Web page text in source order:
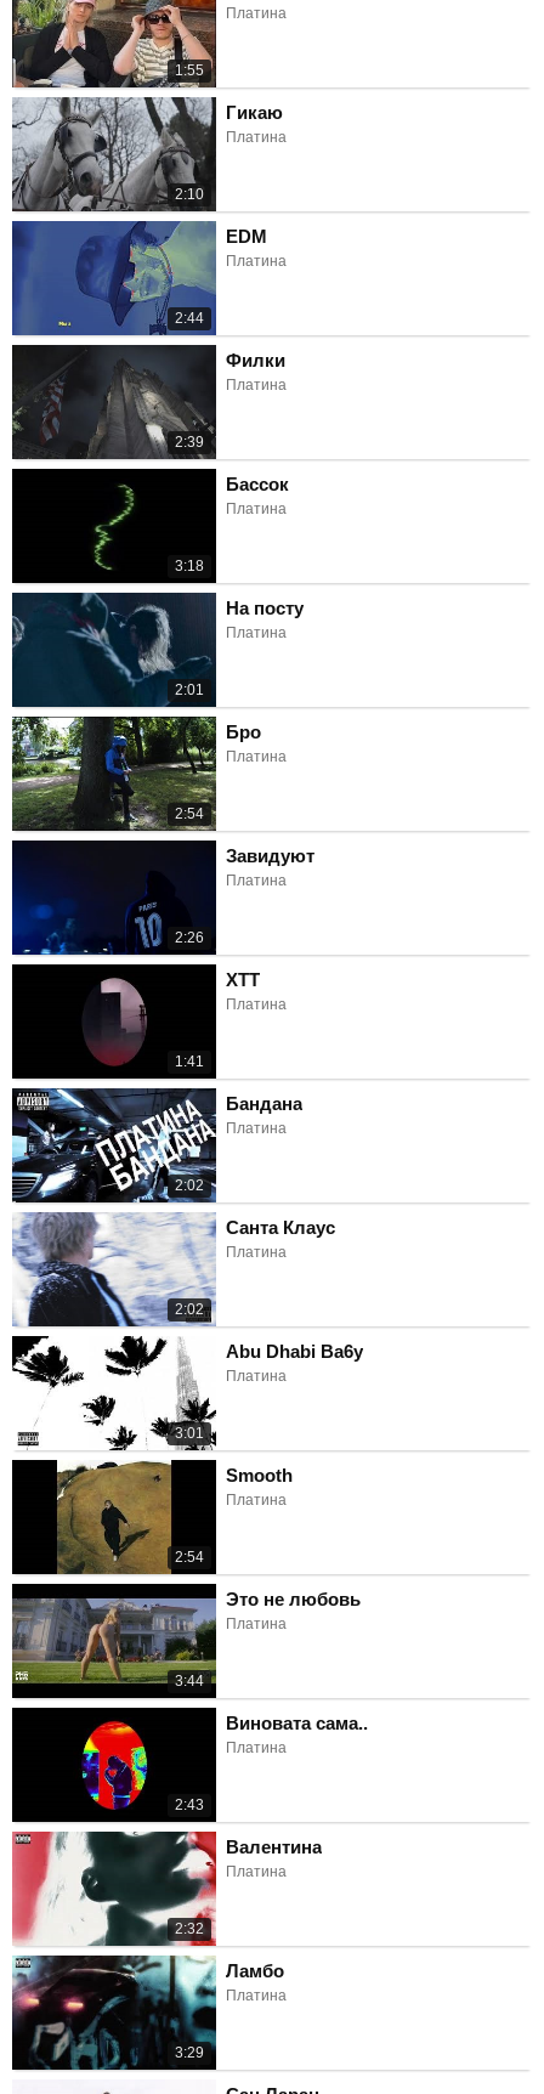
1:55
Платина
2:10
Гикаю
Платина
2:44
EDM
Платина
2:39
Филки
Платина
3:18
Бассок
Платина
2:01
На посту
Платина
2:54
Бро
Платина
2:26
Завидуют
Платина
1:41
ХТТ
Платина
2:02
Бандана
Платина
2:02
Санта Клаус
Платина
3:01
Abu Dhabi Ba6y
Платина
2:54
Smooth
Платина
3:44
Это не любовь
Платина
2:43
Виновата сама..
Платина
2:32
Валентина
Платина
3:29
Ламбо
Платина